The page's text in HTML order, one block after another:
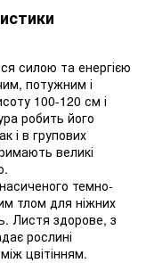
силою та енергією
потужним і
100-120 см і
робить його
і в групових
великі
темно-
тлом для ніжних
Листя здорове, з
рослині
цвітінням.